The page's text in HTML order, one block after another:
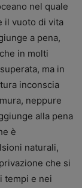
nel quale
il vuoto di vita
a pena,
in molti
ma in
inconscia
neppure
alla pena
è
naturali,
che si
tempi e nei